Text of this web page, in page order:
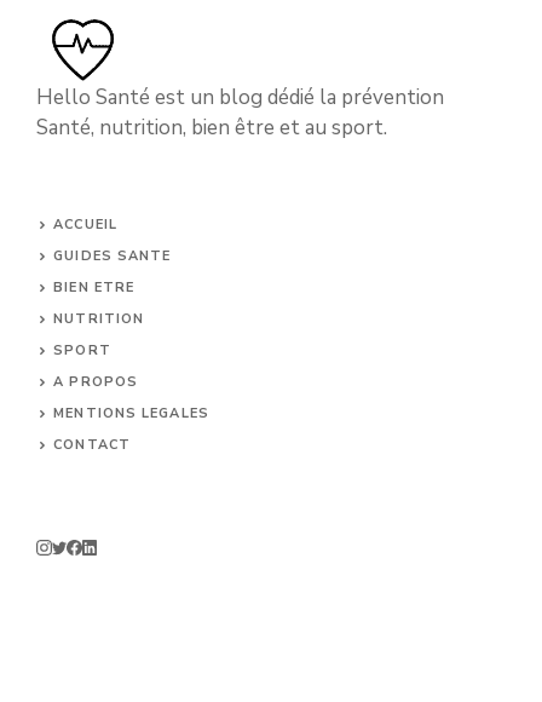
Hello Santé est un blog dédié la prévention
Santé, nutrition, bien être et au sport.
ACCUEIL
GUIDES SANTE
BIEN ETRE
NUTRITION
SPORT
A PROPOS
MENTIONS LEGALES
CONTACT